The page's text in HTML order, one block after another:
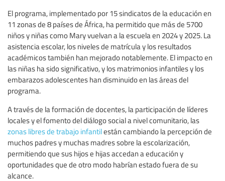
El programa, implementado por 15 sindicatos de la educación en
11 zonas de 8 países de África, ha permitido que más de 5700
niños y niñas como Mary vuelvan a la escuela en 2024 y 2025. La
asistencia escolar, los niveles de matrícula y los resultados
académicos también han mejorado notablemente. El impacto en
las niñas ha sido significativo, y los matrimonios infantiles y los
embarazos adolescentes han disminuido en las áreas del
programa.
A través de la formación de docentes, la participación de líderes
locales y el fomento del diálogo social a nivel comunitario, las
zonas libres de trabajo infantilestán cambiando la percepción de
muchos padres y muchas madres sobre la escolarización,
permitiendo que sus hijos e hijas accedan a educación y
oportunidades que de otro modo habrían estado fuera de su
alcance.